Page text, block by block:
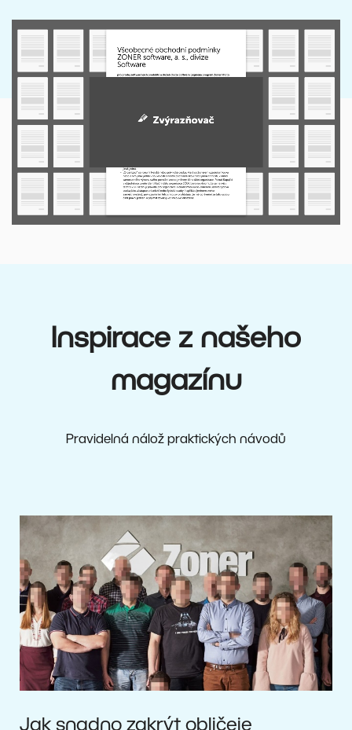
Inspirace z našeho
magazínu
Pravidelná nálož praktických návodů
Jak snadno zakrýt obličeje